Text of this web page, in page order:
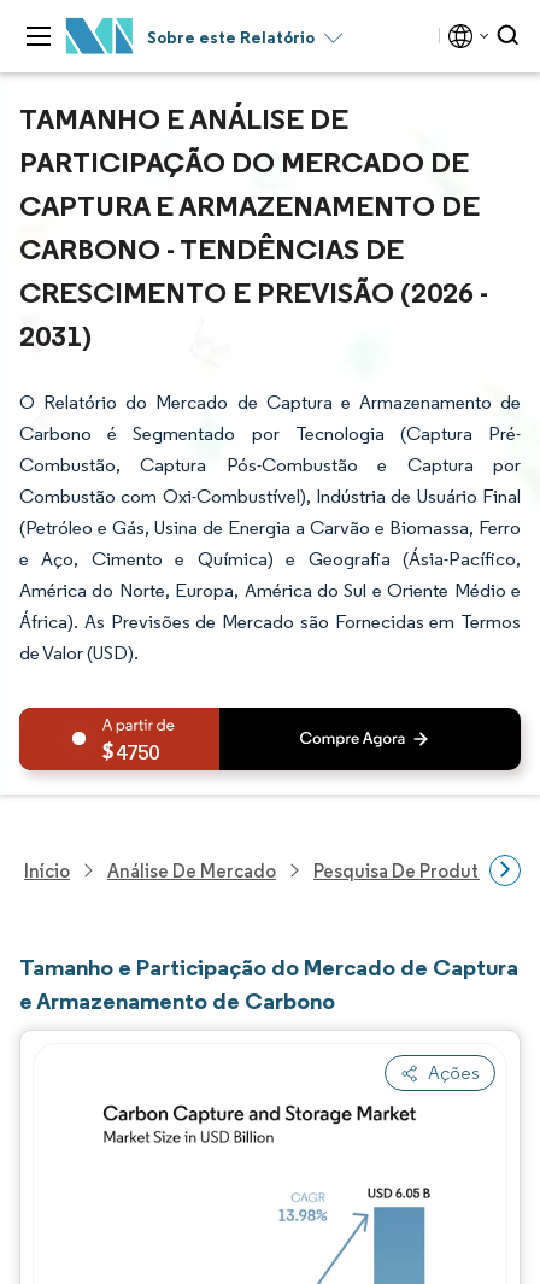
Sobre este Relatório
TAMANHO E ANÁLISE DE
PARTICIPAÇÃO DO MERCADO DE
CAPTURA E ARMAZENAMENTO DE
CARBONO - TENDÊNCIAS DE
CRESCIMENTO E PREVISÃO (2026 -
2031)
O Relatório do Mercado de Captura e Armazenamento de
Carbono é Segmentado por Tecnologia (Captura Pré-
Combustão, Captura Pós-Combustão e Captura por
Combustão com Oxi-Combustível), Indústria de Usuário Final
(Petróleo e Gás, Usina de Energia a Carvão e Biomassa, Ferro
e Aço, Cimento e Química) e Geografia (Ásia-Pacífico,
América do Norte, Europa, América do Sul e Oriente Médio e
África). As Previsões de Mercado são Fornecidas em Termos
de Valor (USD).
4750
Início Análise De Mercado Pesquisa De Produtos
Tamanho e Participação do Mercado de Captura
e Armazenamento de Carbono
Ações